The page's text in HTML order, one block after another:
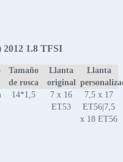
1.8 TFSI
Tamaño
de rosca
Llanta
original
Llanta
14*1,5
7 x 16
ET53
7,5 x 17
ET56|7,5
x 18 ET56